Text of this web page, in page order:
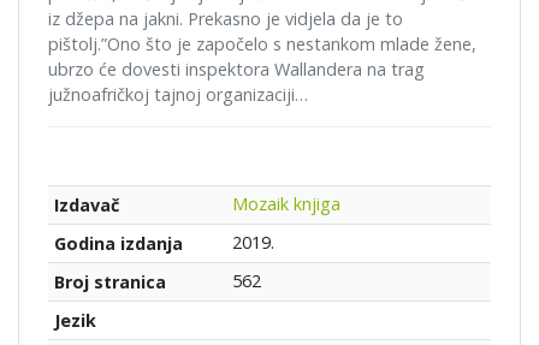
iz džepa na jakni. Prekasno je vidjela da je to
pištolj.”Ono što je započelo s nestankom mlade žene,
ubrzo će dovesti inspektora Wallandera na trag
južnoafričkoj tajnoj organizaciji…
Izdavač
Mozaik knjiga
Godina izdanja
2019.
Broj stranica
562
Jezik